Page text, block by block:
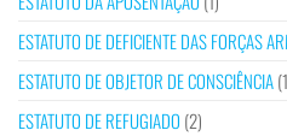
ESTATUTO DE DEFICIENTE DAS FORÇAS
ESTATUTO DE OBJETOR DE CONSCIÊNCIA
ESTATUTO DE REFUGIADO (2)